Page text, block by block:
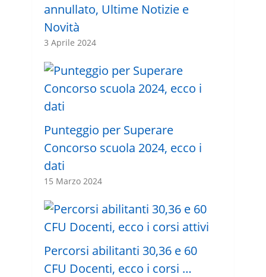
annullato, Ultime Notizie e
Novità
3 Aprile 2024
Punteggio per Superare
Concorso scuola 2024, ecco i
dati
15 Marzo 2024
Percorsi abilitanti 30,36 e 60
CFU Docenti, ecco i corsi …